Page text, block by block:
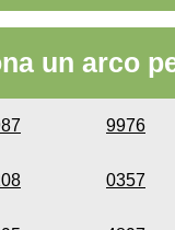
un arco
9976
0357